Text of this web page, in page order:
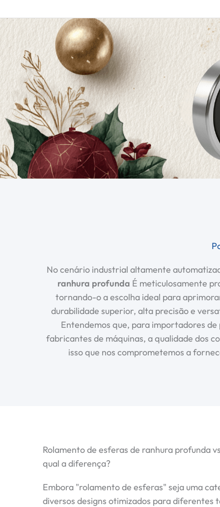
No cenário industrial altamente
ranhura profunda É meticulosamente
tornando-o a escolha ideal para
durabilidade superior, alta precisão e
Entendemos que, para importadores
fabricantes de máquinas, a qualidade dos
isso que nos comprometemos a
Rolamento de esferas de ranhura profunda
qual a diferença?
Embora "rolamento de esferas" seja uma
diversos designs otimizados para diferentes